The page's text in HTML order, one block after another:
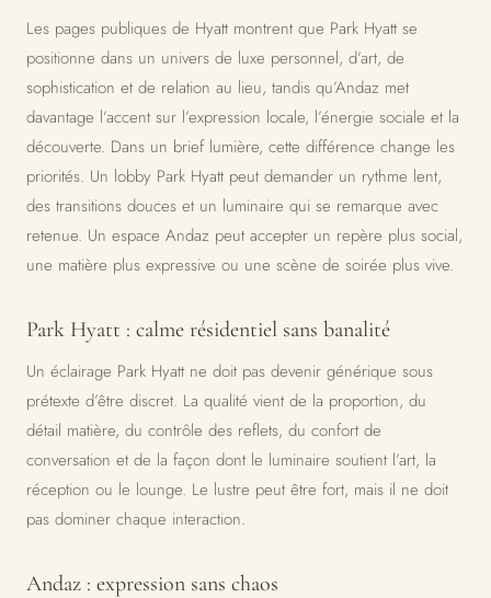
Les pages publiques de Hyatt montrent que Park Hyatt se
positionne dans un univers de luxe personnel, d’art, de
sophistication et de relation au lieu, tandis qu’Andaz met
davantage l’accent sur l’expression locale, l’énergie sociale et la
découverte. Dans un brief lumière, cette différence change les
priorités. Un lobby Park Hyatt peut demander un rythme lent,
des transitions douces et un luminaire qui se remarque avec
retenue. Un espace Andaz peut accepter un repère plus social,
une matière plus expressive ou une scène de soirée plus vive.
Park Hyatt : calme résidentiel sans banalité
Un éclairage Park Hyatt ne doit pas devenir générique sous
prétexte d’être discret. La qualité vient de la proportion, du
détail matière, du contrôle des reflets, du confort de
conversation et de la façon dont le luminaire soutient l’art, la
réception ou le lounge. Le lustre peut être fort, mais il ne doit
pas dominer chaque interaction.
Andaz : expression sans chaos